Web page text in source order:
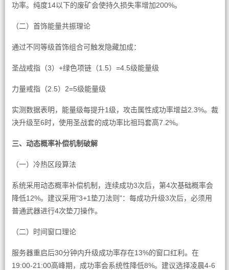
功率。纯度14以下的废矿会使持久损失率增加200%。
（二）首饰能量共振理论
通过不同等级首饰组合可触发隐藏加成：
圣战戒指（3）+绿色项链（1.5）=4.5级能量级
力量戒指（2.5）2=5级能量级
实测数据表明，能量级每提升1级，攻击属性成功率增益2.3%。裁
决升级至6时，使用圣战套的成功率比祖玛套高7.2%。
三、动态概率补偿机制破解
（一）冷热区段算法
系统采用动态概率补偿机制，连续成功3次后，第4次基础概率会
降低12%。建议采用"3+1垫刀法则"：每成功升级3次后，必须用
普通武器进行4次垫刀操作。
（二）时间窗口理论
服务器重启后30分钟内升级成功率存在13%的窗口红利。在
19:00-21:00高峰期，成功率会系统性降低8%。建议选择凌晨4-6